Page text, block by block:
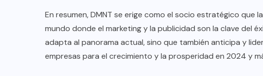
En resumen, DMNT se erige como el socio estratégico que
mundo donde el marketing y la publicidad son la clave del
adapta al panorama actual, sino que también anticipa y
empresas para el crecimiento y la prosperidad en 2024 y